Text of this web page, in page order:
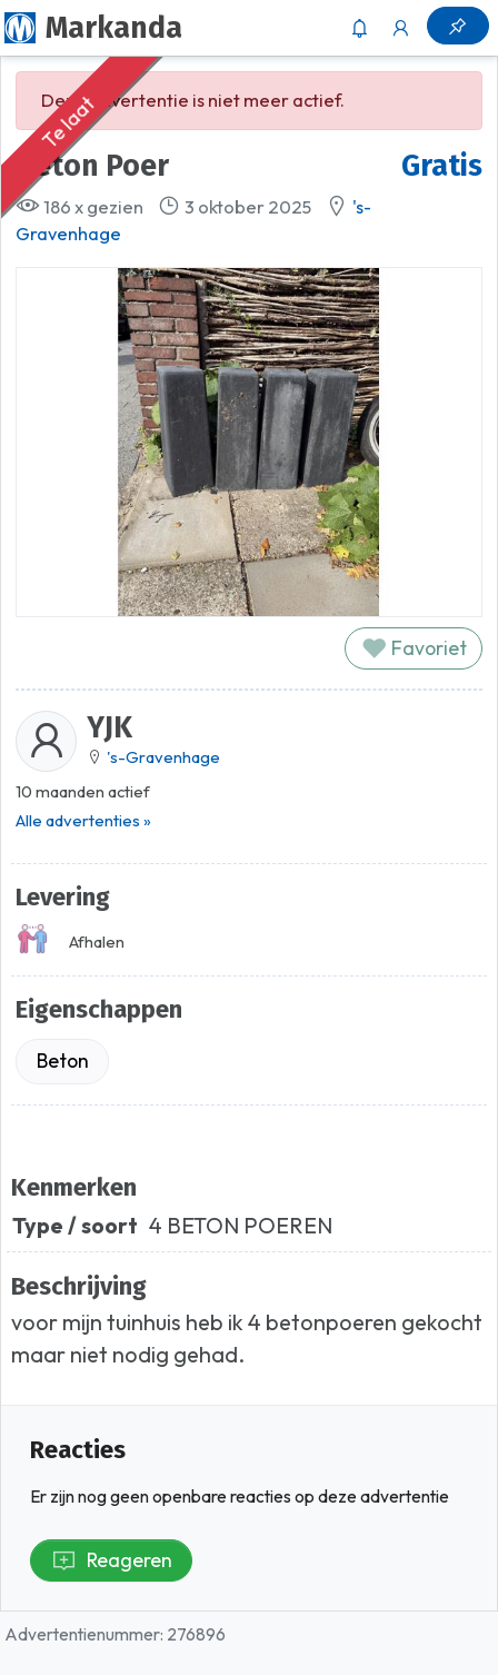
Markanda
Te laat
Deze advertentie is niet meer actief.
Gratis
Beton Poer
186 x gezien 3 oktober 2025
's-
Gravenhage
Favoriet
YJK
's-Gravenhage
10 maanden actief
Alle advertenties »
Levering
Afhalen
Eigenschappen
Beton
Kenmerken
Type / soort 4 BETON POEREN
Beschrijving
voor mijn tuinhuis heb ik 4 betonpoeren gekocht
maar niet nodig gehad.
Reacties
Er zijn nog geen openbare reacties op deze advertentie
Reageren
Advertentienummer: 276896